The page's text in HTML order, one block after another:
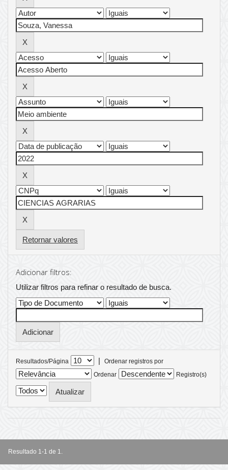
Retornar valores
Adicionar filtros:
Utilizar filtros para refinar o resultado de busca.
Resultados/Página |
Ordenar registros por
Ordenar
Registro(s)
Resultado 1-1 de 1.